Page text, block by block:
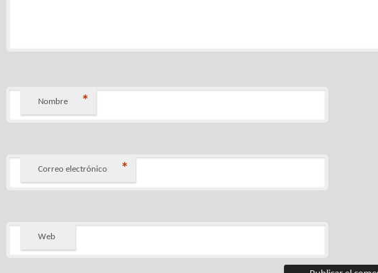
Nombre *
Correo electrónico *
Web